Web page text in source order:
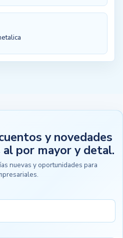
y novedades
por mayor y detal.
nuevas y oportunidades para